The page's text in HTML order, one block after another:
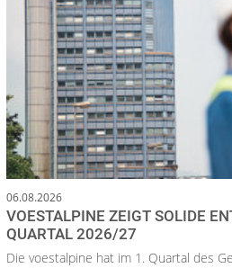
06.08.2026
VOESTALPINE ZEIGT SOLIDE
QUARTAL 2026/27
Die voestalpine hat im 1. Quartal des